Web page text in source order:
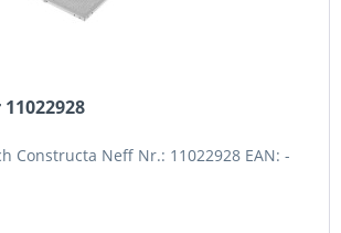
Constructa Neff Nr.: 11022928 EAN: -